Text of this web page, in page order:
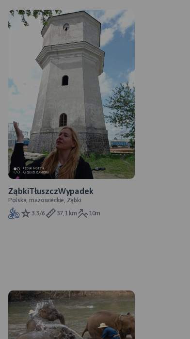
ZąbkiTłuszczWypadek
Polska, mazowieckie, Ząbki
3.3/6
37,1 km 10m